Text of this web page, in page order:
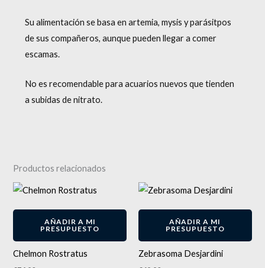
Su alimentación se basa en artemia, mysis y parásitpos
de sus compañeros, aunque pueden llegar a comer
escamas.
No es recomendable para acuarios nuevos que tienden
a subidas de nitrato.
Productos relacionados
AÑADIR A MI
PRESUPUESTO
Chelmon Rostratus
AÑADIR A MI
PRESUPUESTO
Zebrasoma Desjardini